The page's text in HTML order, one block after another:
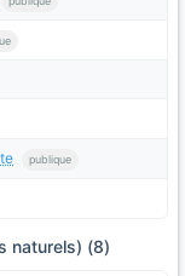
publique
naturels) (8)